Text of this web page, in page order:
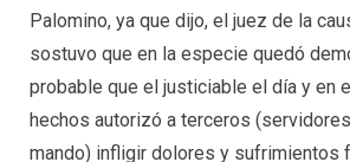
Palomino, ya que dijo, el juez de la
sostuvo que en la especie quedó
probable que el justiciable el día y en
hechos autorizó a terceros
mando) infligir dolores y sufrimientos